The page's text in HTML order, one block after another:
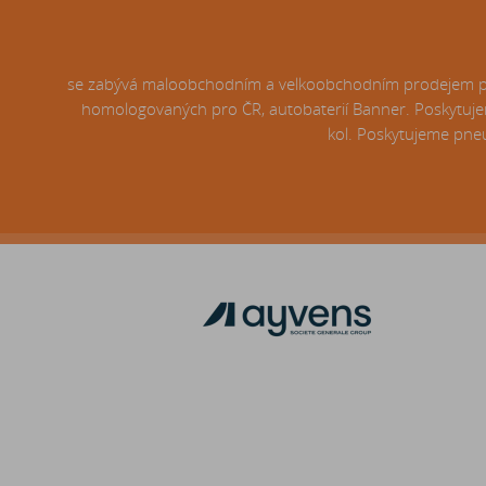
se zabývá maloobchodním a velkoobchodním prodejem
homologovaných pro ČR, autobaterií Banner.
kol. Poskytujeme